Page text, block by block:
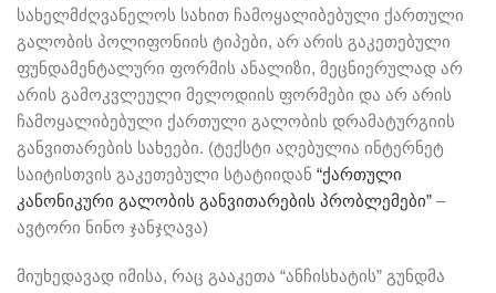
სახელმძღვანელოს სახით ჩამოყალიბებული ქართული
გალობის პოლიფონიის ტიპები, არ არის გაკეთებული
ფუნდამენტალური ფორმის ანალიზი, მეცნიერულად არ
არის გამოკვლეული მელოდიის ფორმები და არ არის
ჩამოყალიბებული ქართული გალობის დრამატურგიის
განვითარების სახეები. (ტექსტი აღებულია ინტერნეტ
საიტისთვის გაკეთებული სტატიიდან “ქართული
კანონიკური გალობის განვითარების პრობლემები” –
ავტორი ნინო ჯანჯღავა)
მიუხედავად იმისა, რაც გააკეთა “ანჩისხატის” გუნდმა